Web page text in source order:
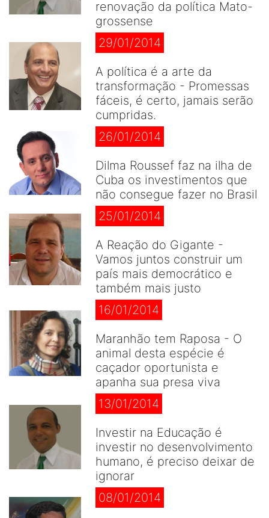
renovação da política Mato-
grossense
29/01/2014
A política é a arte da
transformação - Promessas
fáceis, é certo, jamais serão
cumpridas.
26/01/2014
Dilma Roussef faz na ilha de
Cuba os investimentos que
não consegue fazer no Brasil
25/01/2014
A Reação do Gigante -
Vamos juntos construir um
país mais democrático e
também mais justo
16/01/2014
Maranhão tem Raposa - O
animal desta espécie é
caçador oportunista e
apanha sua presa viva
13/01/2014
Investir na Educação é
investir no desenvolvimento
humano, é preciso deixar de
ignorar
08/01/2014